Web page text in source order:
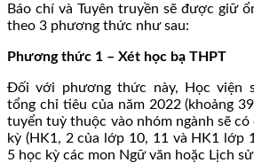
Báo chí và Tuyên truyền sẽ được giữ
theo 3 phương thức như sau:
Phương thức 1 – Xét học bạ THPT
Đối với phương thức này, Học viện
tổng chỉ tiêu của năm 2022 (khoảng
tuyển tuỳ thuộc vào nhóm ngành sẽ
kỳ (HK1, 2 của lớp 10, 11 và HK1 lớp
5 học kỳ các mon Ngữ văn hoặc Lịch